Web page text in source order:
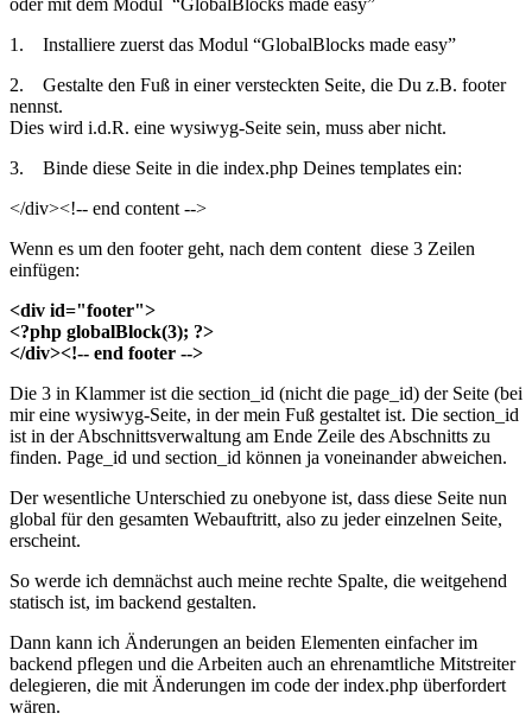
1. Installiere zuerst das Modul “GlobalBlocks made easy”
2. Gestalte den Fuß in einer versteckten Seite, die Du z.B. footer
nennst.
Dies wird i.d.R. eine wysiwyg-Seite sein, muss aber nicht.
3. Binde diese Seite in die index.php Deines templates ein:
</div><!-- end content -->
Wenn es um den footer geht, nach dem content diese 3 Zeilen
einfügen:
<div id="footer">
<?php globalBlock(3); ?>
</div><!-- end footer -->
Die 3 in Klammer ist die section_id (nicht die page_id) der Seite (bei
mir eine wysiwyg-Seite, in der mein Fuß gestaltet ist. Die section_id
ist in der Abschnittsverwaltung am Ende Zeile des Abschnitts zu
finden. Page_id und section_id können ja voneinander abweichen.
Der wesentliche Unterschied zu onebyone ist, dass diese Seite nun
global für den gesamten Webauftritt, also zu jeder einzelnen Seite,
erscheint.
So werde ich demnächst auch meine rechte Spalte, die weitgehend
statisch ist, im backend gestalten.
Dann kann ich Änderungen an beiden Elementen einfacher im
backend pflegen und die Arbeiten auch an ehrenamtliche Mitstreiter
delegieren, die mit Änderungen im code der index.php überfordert
wären.